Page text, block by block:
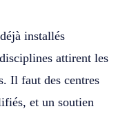
installés
attirent les
Il faut des centres
et un soutien